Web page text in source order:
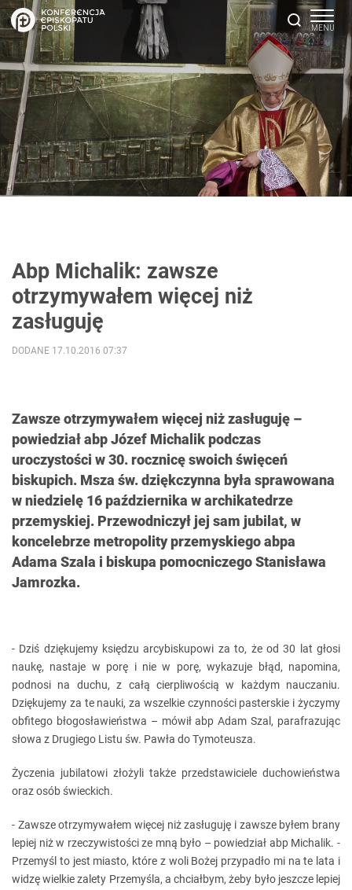
Abp Michalik: zawsze
otrzymywałem więcej niż
zasługuję
Zawsze otrzymywałem więcej niż zasługuję –
powiedział abp Józef Michalik podczas
uroczystości w 30. rocznicę swoich święceń
biskupich. Msza św. dziękczynna była sprawowana
w niedzielę 16 października w archikatedrze
przemyskiej. Przewodniczył jej sam jubilat, w
koncelebrze metropolity przemyskiego abpa
Adama Szala i biskupa pomocniczego Stanisława
Jamrozka.
DODANE 17.10.2016 07:37
- Dziś dziękujemy księdzu arcybiskupowi za to, że od 30 lat głosi
naukę, nastaje w porę i nie w porę, wykazuje błąd, napomina,
podnosi na duchu, z całą cierpliwością w każdym nauczaniu.
Dziękujemy za te nauki, za wszelkie czynności pasterskie i życzymy
obfitego błogosławieństwa – mówił abp Adam Szal, parafrazując
słowa z Drugiego Listu św. Pawła do Tymoteusza.
Życzenia jubilatowi złożyli także przedstawiciele duchowieństwa
oraz osób świeckich.
- Zawsze otrzymywałem więcej niż zasługuję i zawsze byłem brany
lepiej niż w rzeczywistości ze mną było – powiedział abp Michalik. -
Przemyśl to jest miasto, które z woli Bożej przypadło mi na te lata i
widzę wielkie zalety Przemyśla, a chciałbym, żeby było jeszcze lepiej